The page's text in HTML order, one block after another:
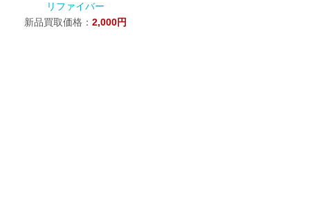
リファイバー
新品買取価格： 2,000円